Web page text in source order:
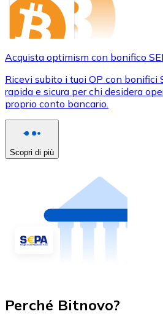
Acquista optimism con bonifico
Ricevi subito i tuoi OP con bonifici
rapida e sicura per chi desidera
proprio conto bancario.
Scopri di più
Perché Bitnovo?